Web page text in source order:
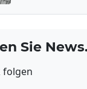
Sie
folgen